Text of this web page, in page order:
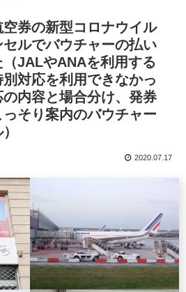
券の新型コロナウイル
ルでバウチャーの払い
JALやANAを利用する
対応を利用できなかっ
内容と場合分け、発券
そり案内のバウチャー
2020.07.17